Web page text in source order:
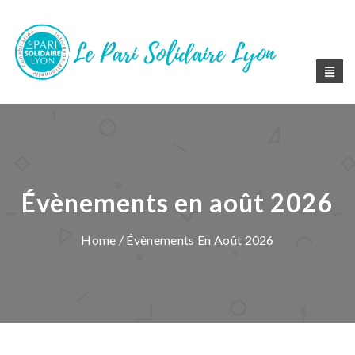
Évènements en août 2026
Home / Évènements En Août 2026